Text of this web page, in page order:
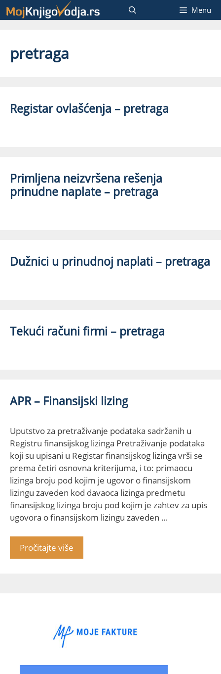
Skip
to
Menu
pretraga
Registar ovlašćenja – pretraga
Primljena neizvršena rešenja
prinudne naplate – pretraga
Dužnici u prinudnoj naplati – pretraga
Tekući računi firmi – pretraga
APR – Finansijski lizing
Uputstvo za pretraživanje podataka sadržanih u
Registru finansijskog lizinga Pretraživanje podataka
koji su upisani u Registar finansijskog lizinga vrši se
prema četiri osnovna kriterijuma, i to: primaocu
lizinga broju pod kojim je ugovor o finansijskom
lizingu zaveden kod davaoca lizinga predmetu
finansijskog lizinga broju pod kojim je zahtev za upis
ugovora o finansijskom lizingu zaveden …
Pročitajte više